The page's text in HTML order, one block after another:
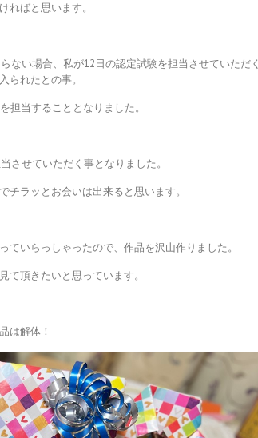
ればと思います。
ない場合、私が12日の認定試験を担当させていただく
られたとの事。
担当することとなりました。
させていただく事となりました。
ラッとお会いは出来ると思います。
いらっしゃったので、作品を沢山作りました。
て頂きたいと思っています。
は解体！